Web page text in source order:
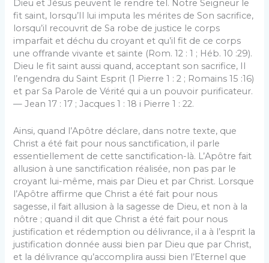
Dieu et Jésus peuvent le rendre tel. Notre Seigneur le
fit saint, lorsqu’Il lui imputa les mérites de Son sacrifice,
lorsqu’il recouvrit de Sa robe de justice le corps
imparfait et déchu du croyant et qu’il fit de ce corps
une offrande vivante et sainte (Rom. 12 : 1 ; Héb. 10 :29).
Dieu le fit saint aussi quand, acceptant son sacrifice, Il
l’engendra du Saint Esprit (1 Pierre 1 : 2 ; Romains 15 :16)
et par Sa Parole de Vérité qui a un pouvoir purificateur.
— Jean 17 : 17 ; Jacques 1 : 18 i Pierre 1 : 22.
Ainsi, quand l’Apôtre déclare, dans notre texte, que
Christ a été fait pour nous sanctification, il parle
essentiellement de cette sanctification-là. L’Apôtre fait
allusion à une sanctification réalisée, non pas par le
croyant lui-même, mais par Dieu et par Christ. Lorsque
l’Apôtre affirme que Christ a été fait pour nous
sagesse, il fait allusion à la sagesse de Dieu, et non à la
nôtre ; quand il dit que Christ a été fait pour nous
justification et rédemption ou délivrance, il a à l’esprit la
justification donnée aussi bien par Dieu que par Christ,
et la délivrance qu’accomplira aussi bien l’Eternel que